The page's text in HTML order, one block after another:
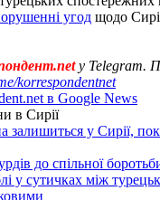
угод щодо
у Telegram.
korrespondentnet
в Google News
в Сирії
залишиться у Сирії,
до спільної
у сутичках між